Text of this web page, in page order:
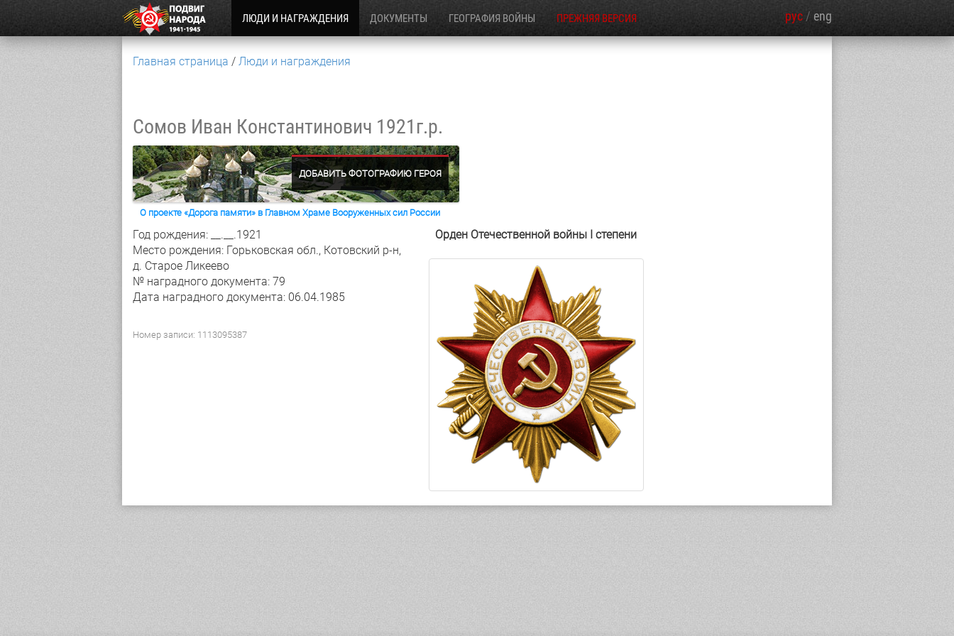
ЛЮДИ И НАГРАЖДЕНИЯ ДОКУМЕНТЫ ГЕОГРАФИЯ ВОЙНЫ ПРЕЖНЯЯ ВЕРСИЯ рус / eng
Главная страница Люди и награждения
Сомов Иван Константинович 1921г.р.
ДОБАВИТЬ ФОТОГРАФИЮ ГЕРОЯ
О проекте «Дорога памяти» в Главном Храме Вооруженных сил России
Год рождения: __.__.1921
Место рождения: Горьковская обл., Котовский р-н,
д. Старое Ликеево
№ наградного документа: 79
Дата наградного документа: 06.04.1985
Номер записи: 1113095387
Орден Отечественной войны I степени